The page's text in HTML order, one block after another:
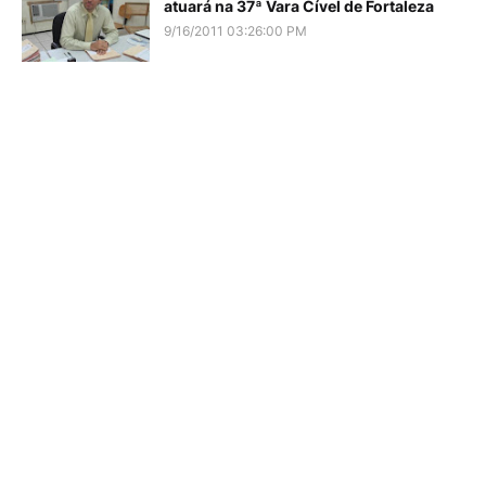
atuará na 37ª Vara Cível de Fortaleza
9/16/2011 03:26:00 PM